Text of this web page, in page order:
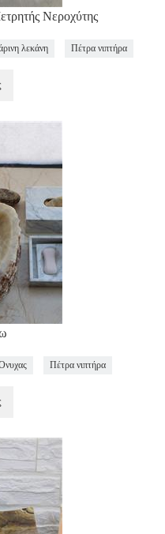
Νεροχύτης
λεκάνη Πέτρα νιπτήρα
Πέτρα νιπτήρα